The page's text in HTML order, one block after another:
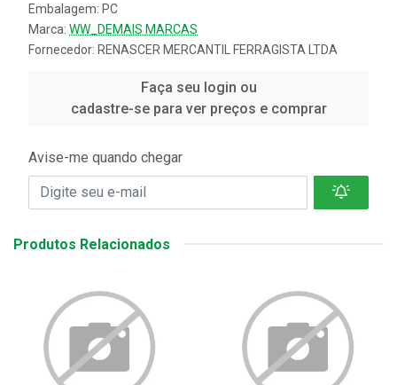
Embalagem: PC
Marca: WW_DEMAIS MARCAS
Fornecedor: RENASCER MERCANTIL FERRAGISTA LTDA
Faça seu login ou
cadastre-se para ver preços e comprar
Avise-me quando chegar
Produtos Relacionados